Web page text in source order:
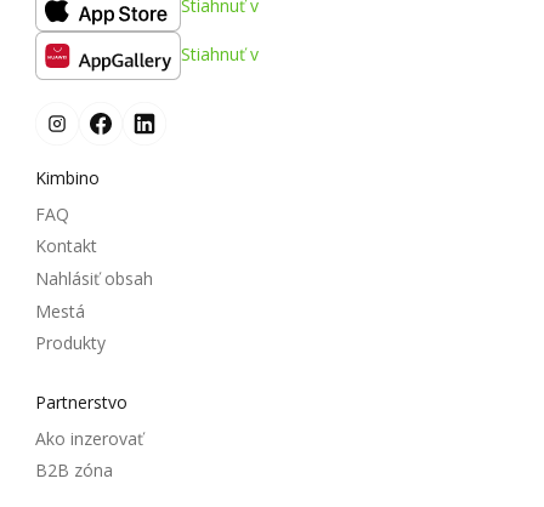
Stiahnuť v
Stiahnuť v
Kimbino
FAQ
Kontakt
Nahlásiť obsah
Mestá
Produkty
Partnerstvo
Ako inzerovať
B2B zóna